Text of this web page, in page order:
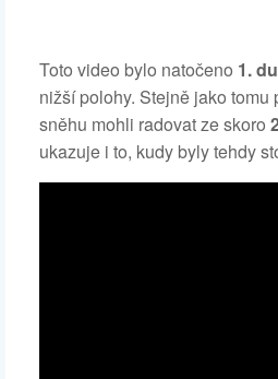
Toto video bylo natočeno 1.
nižší polohy. Stejně jako
sněhu mohli radovat ze skoro
ukazuje i to, kudy byly tehdy